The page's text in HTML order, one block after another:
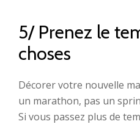
5/ Prenez le
choses
Décorer votre nouvelle
un marathon, pas un
Si vous passez plus de